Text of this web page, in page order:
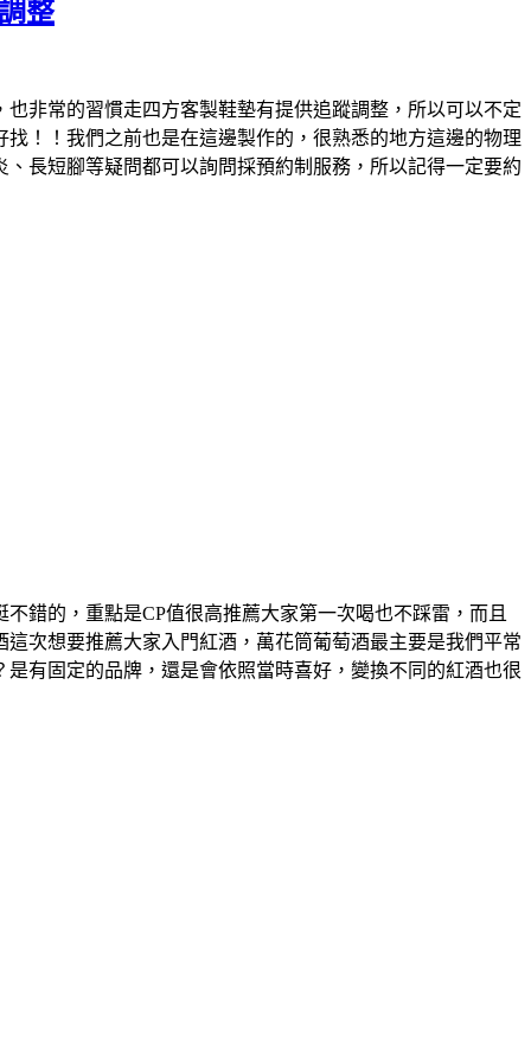
整
非常的習慣走四方客製鞋墊有提供追蹤調整，所以可以不定
！！我們之前也是在這邊製作的，很熟悉的地方這邊的物理
長短腳等疑問都可以詢問採預約制服務，所以記得一定要約
錯的，重點是CP值很高推薦大家第一次喝也不踩雷，而且
次想要推薦大家入門紅酒，萬花筒葡萄酒最主要是我們平常
有固定的品牌，還是會依照當時喜好，變換不同的紅酒也很